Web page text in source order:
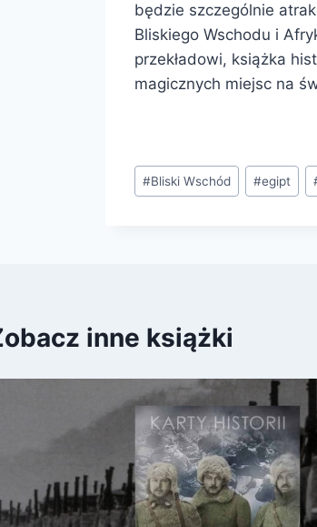
będzie szczególnie
Bliskiego Wschodu i
przekładowi, książka
magicznych miejsc na
Tagi
wpisu:
#Bliski Wschód #egipt
inne książki